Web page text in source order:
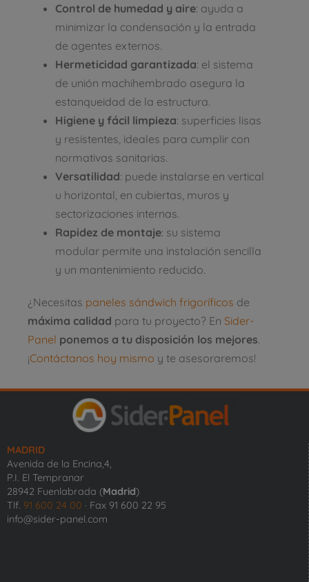
Control de humedad y aire: ayuda a
minimizar la condensación y la entrada
de agentes externos.
Hermeticidad garantizada: el sistema
de unión machihembrado asegura la
estanqueidad de la estructura.
Higiene y fácil limpieza: superficies lisas
y resistentes, ideales para cumplir con
normativas sanitarias.
Versatilidad: puede instalarse en vertical
u horizontal, en cubiertas, muros y
sectorizaciones internas.
Rapidez de montaje: su sistema
modular permite una instalación sencilla
y un mantenimiento reducido.
¿Necesitas paneles sándwich frigoríficos de
máxima calidad para tu proyecto? En Sider-
Panel ponemos a tu disposición los mejores.
¡Contáctanos hoy mismo y te asesoraremos!
MADRID
Avenida de la Encina,4,
P.I. El Tempranar
28942 Fuenlabrada (Madrid)
Tlf. 91 600 24 00 · Fax 91 600 22 95
info@sider-panel.com